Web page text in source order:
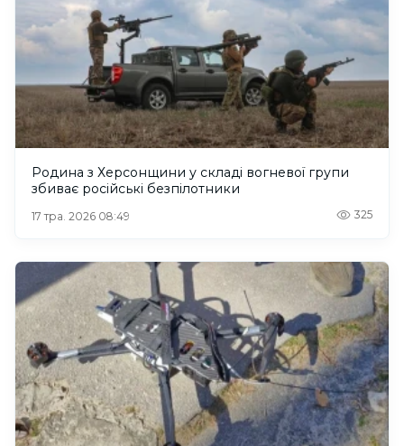
Родина з Херсонщини у складі вогневої групи
збиває російські безпілотники
17 тра. 2026 08:49 325